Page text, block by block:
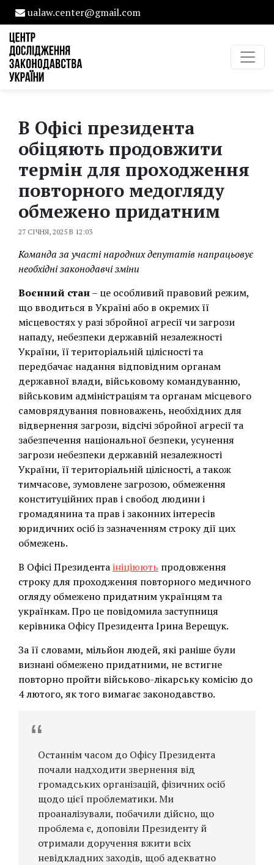
ualaw.center@gmail.com
В Офісі президента
обіцяють продовжити
термін для проходження
повторного медогляду
обмежено придатним
27 СІЧНЯ, 2025 В 12:03
Команда за участі народних депутатів напрацьовує
необхідні законодавчі зміни
Воєнний стан– це особливий правовий режим,
що вводиться в Україні або в окремих її
місцевостях у разі збройної агресії чи загрози
нападу, небезпеки державній незалежності
України, її територіальній цілісності та
передбачає надання відповідним органам
державної влади, військовому командуванню,
військовим адміністраціям та органам місцевого
самоврядування повноважень, необхідних для
відвернення загрози, відсічі збройної агресії та
забезпечення національної безпеки, усунення
загрози небезпеки державній незалежності
України, її територіальній цілісності, а також
тимчасове, зумовлене загрозою, обмеження
конституційних прав і свобод людини і
громадянина та прав і законних інтересів
юридичних осіб із зазначенням строку дії цих
обмежень.
В Офісі Президентаініціюють продовження
строку для проходження повторного медичного
огляду обмежено придатним українцям та
українкам. Про це повідомила заступниця
керівника Офісу Президента Ірина Верещук.
За її словами, мільйон людей, які раніше були
визнані обмежено придатними, не встигне
повторно пройти військово-лікарську комісію до
4 лютого, як того вимагає законодавство.
Останнім часом до Офісу Президента
почали надходити звернення від
громадських організацій, фізичних осіб
щодо цієї проблематики. Ми
проаналізували, побачили дійсно, що
проблема є, доповіли Президенту й
отримали доручення вжити всіх
невідкладних заходів, щоб адекватно